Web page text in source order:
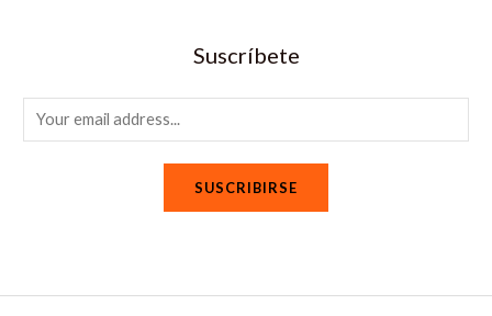
Suscríbete
m
SUSCRIBIRSE